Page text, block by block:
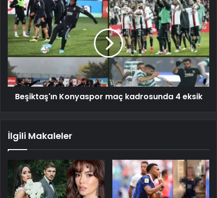
Beşiktaş'ın Konyaspor maç kadrosunda 4 eksik
İlgili Makaleler